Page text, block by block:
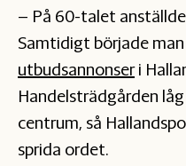
– På 60-talet
Samtidigt började
utbudsannonseri
Handelsträdgården
centrum, så
sprida ordet.